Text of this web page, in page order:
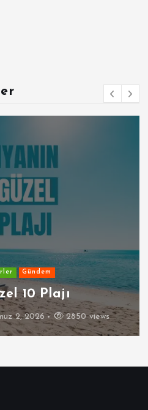
Gündem
10 Plajı
2, 2026 2850 views